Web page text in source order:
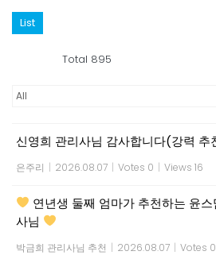
List
Total 895
신영희 관리사님 감사합니다(강력 추
은주리 | 2026.08.07 | Votes 0 | Views 16
연년생 둘째 엄마가 추천하는 윤
사님
박금희 관리사님 추천 | 2026.08.07 | Votes 0